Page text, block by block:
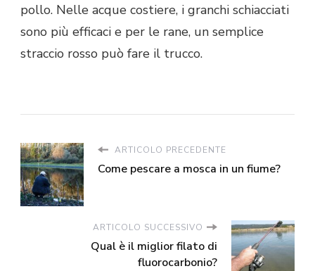
pollo. Nelle acque costiere, i granchi schiacciati
sono più efficaci e per le rane, un semplice
straccio rosso può fare il trucco.
ARTICOLO PRECEDENTE
Come pescare a mosca in un fiume?
ARTICOLO SUCCESSIVO
Qual è il miglior filato di
fluorocarbonio?